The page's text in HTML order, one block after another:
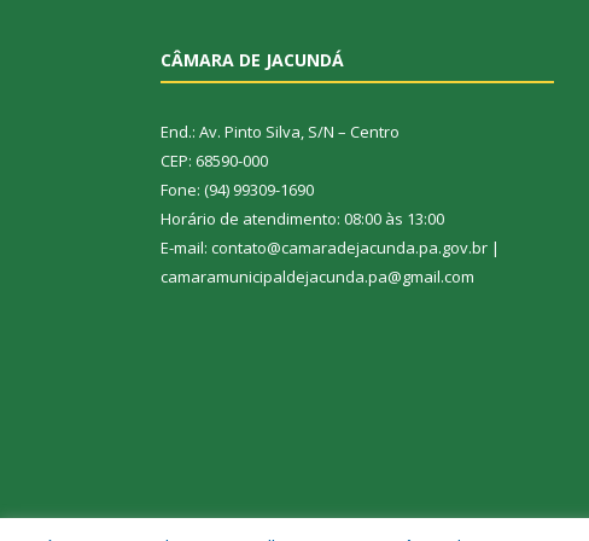
CÂMARA DE JACUNDÁ
End.: Av. Pinto Silva, S/N – Centro
CEP: 68590-000
Fone: (94) 99309-1690
Horário de atendimento: 08:00 às 13:00
E-mail: contato@camaradejacunda.pa.gov.br |
camaramunicipaldejacunda.pa@gmail.com